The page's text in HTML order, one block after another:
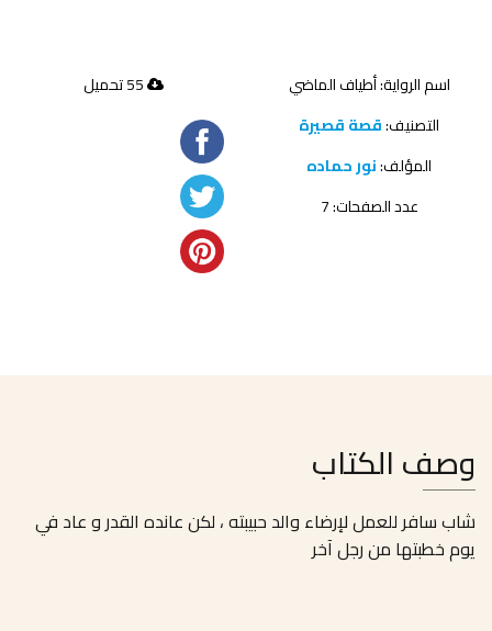
اسم الرواية: أطياف الماضي
التصنيف:قصة قصيرة
المؤلف:نور حماده
عدد الصفحات: 7
وصف الكتاب
شاب سافر للعمل لإرضاء والد حبيبته ، لكن عانده القدر و عاد في
يوم خطبتها من رجل آخر